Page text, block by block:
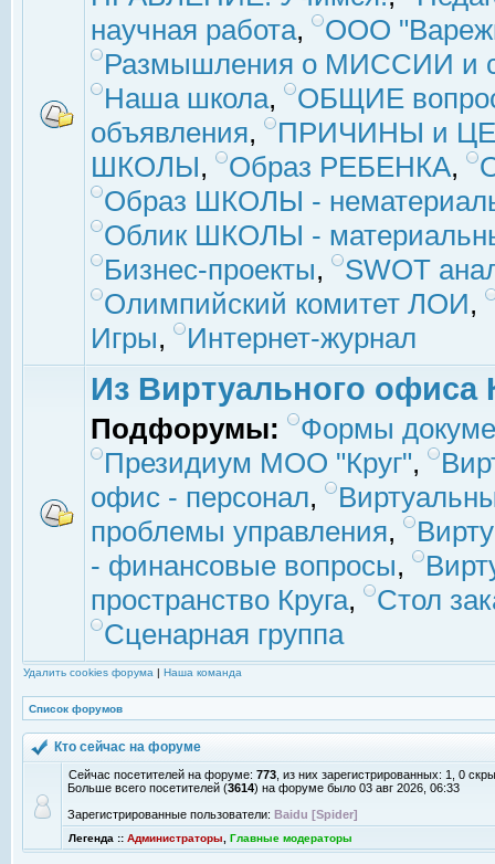
научная работа,
ООО
Размышления о МИССИИ и
Наша школа,
ОБЩИЕ
объявления,
ПРИЧИНЫ и
ШКОЛЫ, Образ РЕБЕНКА,
Образ ШКОЛЫ -
Облик ШКОЛЫ -
Бизнес-проекты,
SWOT
Олимпийский комитет ЛОИ,
Игры, Интернет-журнал
Из Виртуального офиса
Подфорумы:
Формы
Президиум МОО "Круг",
офис - персонал,
проблемы управления,
- финансовые вопросы,
пространство Круга,
Стол
Сценарная группа
Удалить cookies форума | Наша команда
Список форумов
Кто сейчас на форуме
Сейчас посетителей на форуме: 773 , из них зарегистрированных: 1, 0
Больше всего посетителей (3614) на форуме было 03 авг 2026, 06:33
Зарегистрированные пользователи: Baidu [Spider]
Легенда :: Администраторы Главные модераторы